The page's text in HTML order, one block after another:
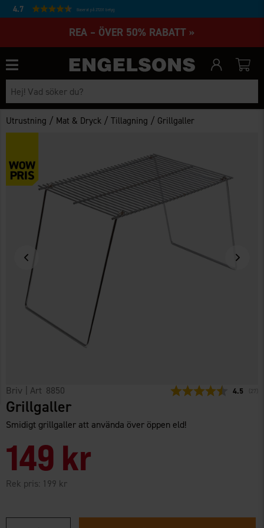
4.7 Baserat på 27231 betyg
REA – ÖVER 50% RABATT »
Utrustning / Mat & Dryck /Tillagning / Grillgaller
Briv | Art 8850 4.5 27
Grillgaller
Smidigt grillgaller att använda över öppen eld!
149 kr
Rek pris: 199 kr